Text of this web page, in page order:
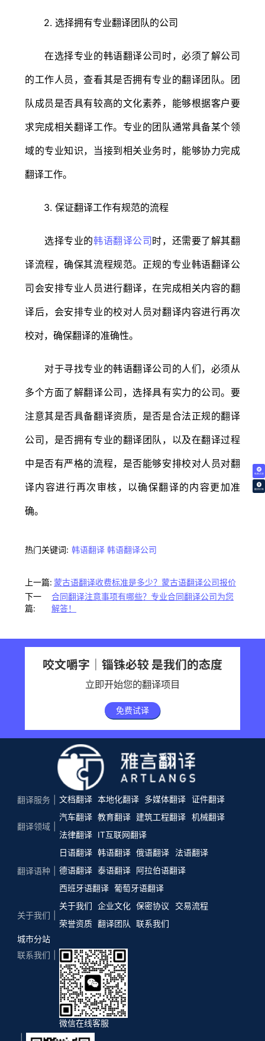
免费试译
翻译价格
2. 选择拥有专业翻译团队的公司
在选择专业的韩语翻译公司时，必须了解公司
的工作人员，查看其是否拥有专业的翻译团队。团
队成员是否具有较高的文化素养，能够根据客户要
求完成相关翻译工作。专业的团队通常具备某个领
域的专业知识，当接到相关业务时，能够协力完成
翻译工作。
3. 保证翻译工作有规范的流程
选择专业的韩语翻译公司时，还需要了解其翻
译流程，确保其流程规范。正规的专业韩语翻译公
司会安排专业人员进行翻译，在完成相关内容的翻
译后，会安排专业的校对人员对翻译内容进行再次
校对，确保翻译的准确性。
对于寻找专业的韩语翻译公司的人们，必须从
多个方面了解翻译公司，选择具有实力的公司。要
注意其是否具备翻译资质，是否是合法正规的翻译
公司，是否拥有专业的翻译团队，以及在翻译过程
中是否有严格的流程，是否能够安排校对人员对翻
译内容进行再次审核，以确保翻译的内容更加准
确。
热门关键词: 韩语翻译 韩语翻译公司
上一篇: 蒙古语翻译收费标准是多少？蒙古语翻译公司报价
下一
篇:
合同翻译注意事项有哪些？专业合同翻译公司为您
解答！
咬文嚼字｜锱铢必较 是我们的态度
立即开始您的翻译项目
免费试译
翻译服务 文档翻译 本地化翻译 多媒体翻译 证件翻译
翻译领域
汽车翻译 教育翻译 建筑工程翻译 机械翻译
法律翻译
IT互联网翻译
翻译语种
日语翻译 韩语翻译 俄语翻译
法语翻译
德语翻译 泰语翻译 阿拉伯语翻译
西班牙语翻译 葡萄牙语翻译
关于我们
关于我们 企业文化 保密协议
交易流程
荣誉资质 翻译团队
联系我们
城市分站
联系我们
微信在线客服